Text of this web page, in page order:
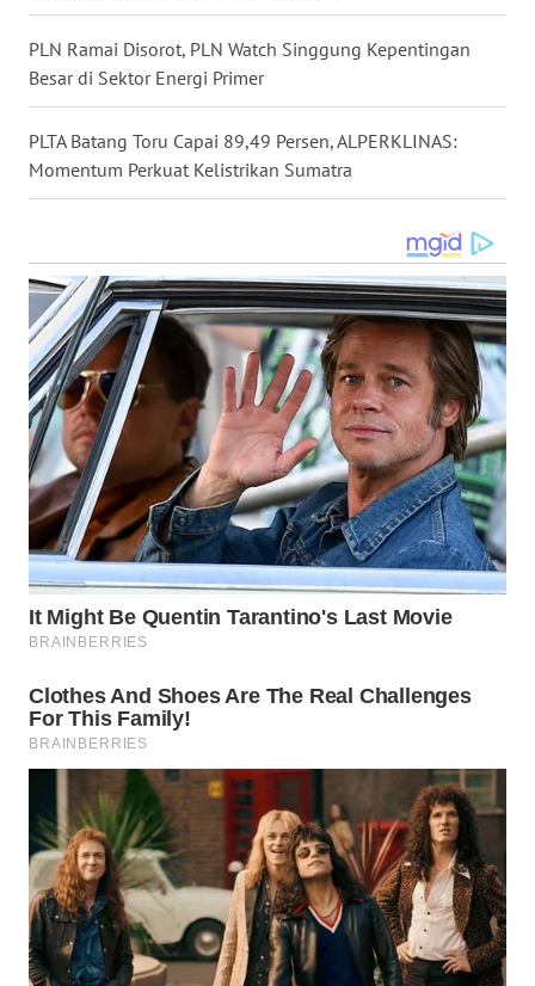
PLN Ramai Disorot, PLN Watch Singgung Kepentingan
Besar di Sektor Energi Primer
PLTA Batang Toru Capai 89,49 Persen, ALPERKLINAS:
Momentum Perkuat Kelistrikan Sumatra
WN
TAPANULI
SERDANG
TINGGI
WN
PAKPAK
WN
KARAWANG
WN
BEKASI
WN
BOGOR
WN
DEPOK
WN
TAPANULI
UTARA
WN
SAMOSIR
WN